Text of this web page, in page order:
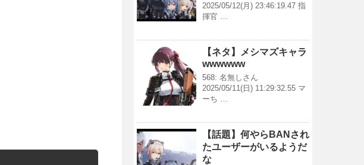
2025/05/12(月) 23:46:19.47 指
揮官 …
【ネタ】メシマズキャラ
wwwwww
568: 名無しさん
2025/05/11(日) 11:29:32.55 マ
ーち …
【話題】何やらBANされ
たユーザーがいるようだ
な